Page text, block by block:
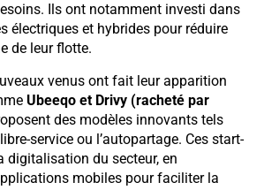
Ils ont notamment investi dans
électriques et hybrides pour réduire
de leur flotte.
venus ont fait leur apparition
Ubeeqo et Drivy (racheté par
des modèles innovants tels
service ou l’autopartage. Ces start-
digitalisation du secteur, en
mobiles pour faciliter la